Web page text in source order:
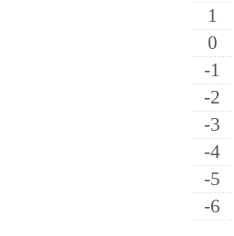
1
0
-1
-2
-3
-4
-5
-6